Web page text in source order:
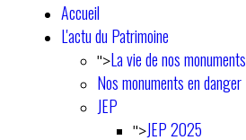
Accueil
L'actu du Patrimoine
">La vie de nos monuments
Nos monuments en danger
JEP
">JEP 2025